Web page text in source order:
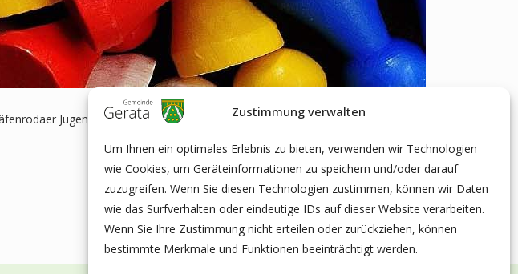
Zustimmung verwalten
Um Ihnen ein optimales Erlebnis zu bieten, verwenden wir Technologien
wie Cookies, um Geräteinformationen zu speichern und/oder darauf
zuzugreifen. Wenn Sie diesen Technologien zustimmen, können wir Daten
wie das Surfverhalten oder eindeutige IDs auf dieser Website verarbeiten.
Wenn Sie Ihre Zustimmung nicht erteilen oder zurückziehen, können
bestimmte Merkmale und Funktionen beeinträchtigt werden.
Jugendclub erstmalig ein Spielzeugbasar statt.